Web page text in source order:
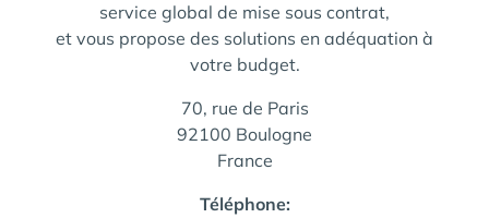
service global de mise sous contrat,
et vous propose des solutions en adéquation à
votre budget.
70, rue de Paris
92100 Boulogne
France
Téléphone: